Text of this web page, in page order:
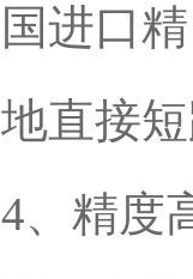
国进口
地直接
4、精度